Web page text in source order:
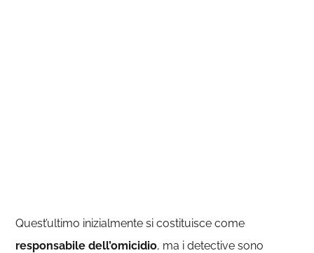
Quest’ultimo inizialmente si costituisce come
responsabile dell’omicidio, ma i detective sono